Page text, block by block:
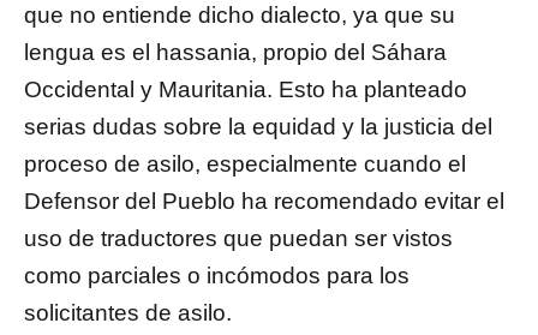
que no entiende dicho dialecto, ya que su
lengua es el hassania, propio del Sáhara
Occidental y Mauritania. Esto ha planteado
serias dudas sobre la equidad y la justicia del
proceso de asilo, especialmente cuando el
Defensor del Pueblo ha recomendado evitar el
uso de traductores que puedan ser vistos
como parciales o incómodos para los
solicitantes de asilo.